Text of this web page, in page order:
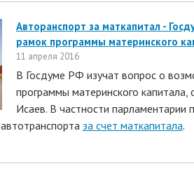
Авторанспорт за маткапитал -
рамок программы материнского
11 апреля 2016
В Госдуме РФ изучат вопрос о
программы материнского
Исаев. В частности парламентарии
за счет маткапитала.